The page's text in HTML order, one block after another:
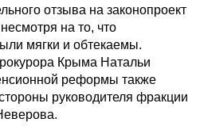
отзыва на законопроект
на то, что
мягки и обтекаемы.
Крыма Натальи
реформы также
руководителя фракции